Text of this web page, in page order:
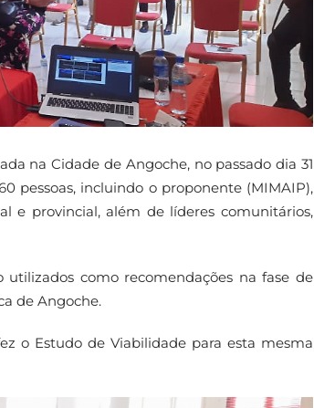
na Cidade de Angoche, no passado dia 31
pessoas, incluindo o proponente (MIMAIP),
e provincial, além de líderes comunitários,
utilizados como recomendações na fase de
de Angoche.
o Estudo de Viabilidade para esta mesma